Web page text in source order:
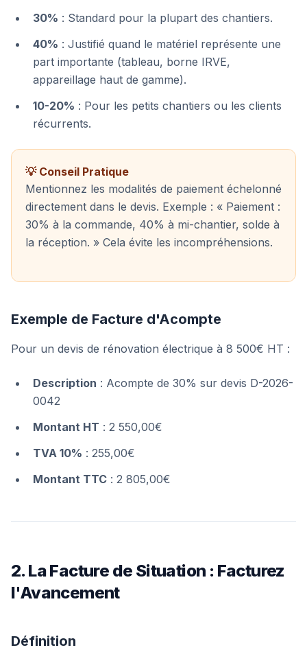
30% : Standard pour la plupart des chantiers.
40% : Justifié quand le matériel représente une
part importante (tableau, borne IRVE,
appareillage haut de gamme).
10-20% : Pour les petits chantiers ou les clients
récurrents.
💡 Conseil Pratique
Mentionnez les modalités de paiement échelonné
directement dans le devis. Exemple : « Paiement :
30% à la commande, 40% à mi-chantier, solde à
la réception. » Cela évite les incompréhensions.
Exemple de Facture d'Acompte
Pour un devis de rénovation électrique à 8 500€ HT :
Description : Acompte de 30% sur devis D-2026-
0042
Montant HT : 2 550,00€
TVA 10% : 255,00€
Montant TTC : 2 805,00€
2. La Facture de Situation : Facturez
l'Avancement
Définition